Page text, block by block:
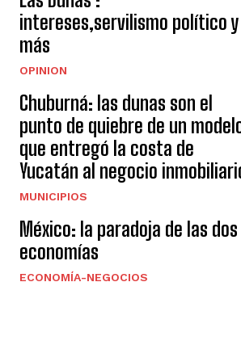
intereses,servilismo político y
más
OPINION
Chuburná: las dunas son el
punto de quiebre de un
que entregó la costa de
Yucatán al negocio
MUNICIPIOS
México: la paradoja de las dos
economías
ECONOMÍA-NEGOCIOS